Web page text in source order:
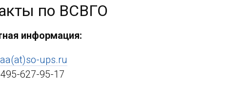
по ВСВГО
информация:
ups.ru
627-95-17